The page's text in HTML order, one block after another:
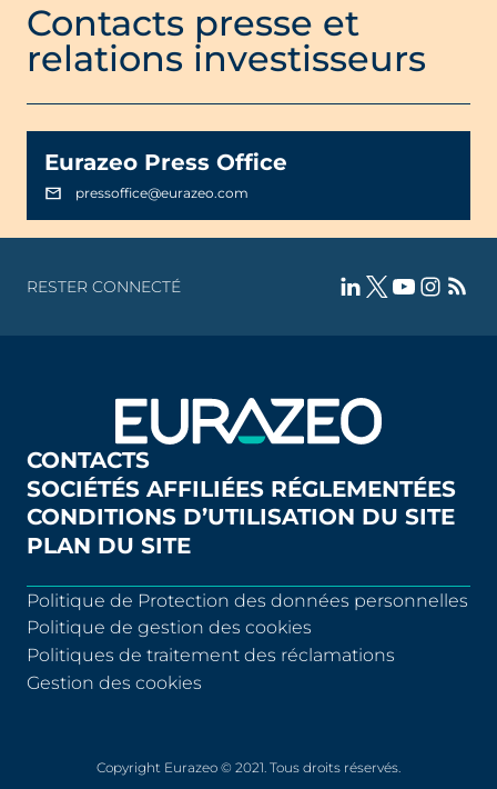
Contacts presse et
relations investisseurs
Eurazeo Press Office
pressoffice@eurazeo.com
RESTER CONNECTÉ
CONTACTS
SOCIÉTÉS AFFILIÉES RÉGLEMENTÉES
CONDITIONS D’UTILISATION DU SITE
PLAN DU SITE
Politique de Protection des données personnelles
Politique de gestion des cookies
Politiques de traitement des réclamations
Gestion des cookies
Copyright Eurazeo © 2021. Tous droits réservés.